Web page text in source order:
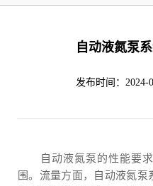
自动液氮泵
发布时间：2024-
自动液氮泵的性能要求
围。流量方面，自动液氮